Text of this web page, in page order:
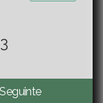
Seguinte